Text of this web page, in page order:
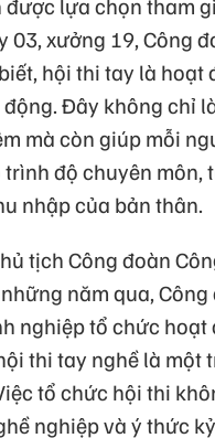
xưởng 19, Công
hội thi tay là
Đây không chỉ
mà còn giúp mỗi
độ chuyên môn,
nhập của bản thân.
tịch Công đoàn
năm qua,
nghiệp tổ chức
thi tay nghề là
tổ chức hội thi
nghiệp và ý thức